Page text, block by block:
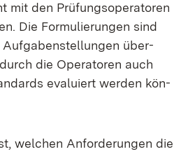
mit den Prü­fungs­ope­ra­to­ren
Die For­mu­lie­run­gen sind
Auf­ga­ben­stel­lun­gen über­
die Ope­ra­to­ren auch
eva­lu­iert wer­den kön­
wel­chen An­for­de­run­gen die